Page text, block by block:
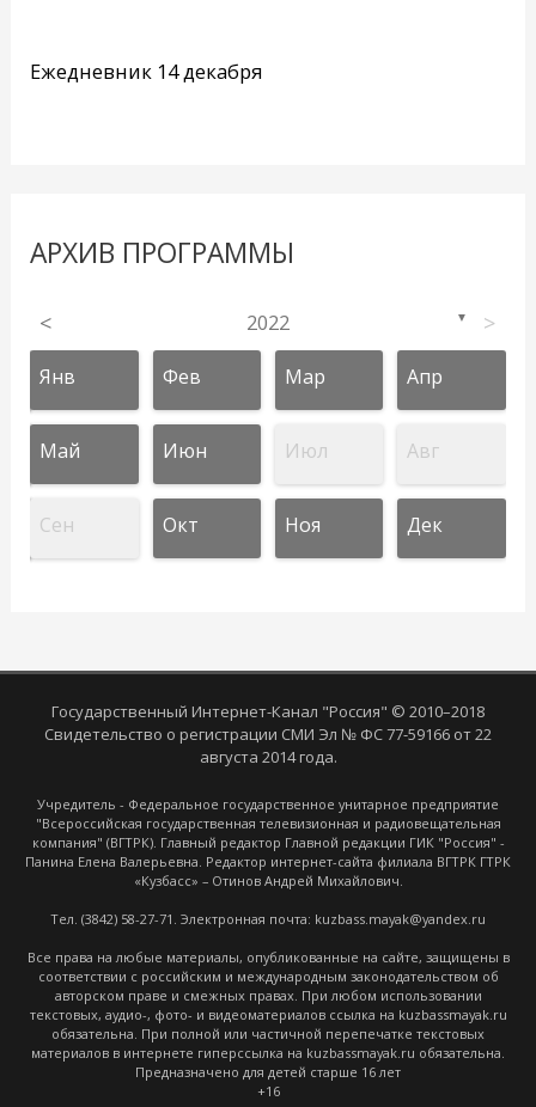
Ежедневник 14 декабря
АРХИВ ПРОГРАММЫ
< 2022 ▼ >
Янв Фев Мар Апр
Май Июн Июл Авг
Сен Окт Ноя Дек
Государственный Интернет-Канал "Россия" © 2010–2018
Свидетельство о регистрации СМИ Эл № ФС 77-59166 от 22
августа 2014 года.
Учредитель - Федеральное государственное унитарное предприятие
"Всероссийская государственная телевизионная и радиовещательная
компания" (ВГТРК). Главный редактор Главной редакции ГИК "Россия" -
Панина Елена Валерьевна. Редактор интернет-сайта филиала ВГТРК ГТРК
«Кузбасс» – Отинов Андрей Михайлович.
Тел. (3842) 58-27-71. Электронная почта: kuzbass.mayak@yandex.ru
Все права на любые материалы, опубликованные на сайте, защищены в
соответствии с российским и международным законодательством об
авторском праве и смежных правах. При любом использовании
текстовых, аудио-, фото- и видеоматериалов ссылка на kuzbassmayak.ru
обязательна. При полной или частичной перепечатке текстовых
материалов в интернете гиперссылка на kuzbassmayak.ru обязательна.
Предназначено для детей старше 16 лет
+16